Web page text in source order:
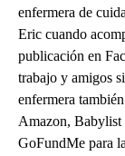
enfermera de
Eric cuando
publicación en
trabajo y amigos
enfermera
Amazon, Babylist
GoFundMe para